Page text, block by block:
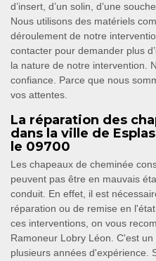
d’insert, d’un solin, d’une
Nous utilisons des matériels
déroulement de notre
contacter pour demander plus
la nature de notre intervention.
confiance. Parce que nous
vos attentes.
La réparation des
dans la ville de
le 09700
Les chapeaux de cheminée
peuvent pas être en mauvais
conduit. En effet, il est
réparation ou de remise en
ces interventions, on vous
Ramoneur Lobry Léon. C'est
plusieurs années d'expérience.